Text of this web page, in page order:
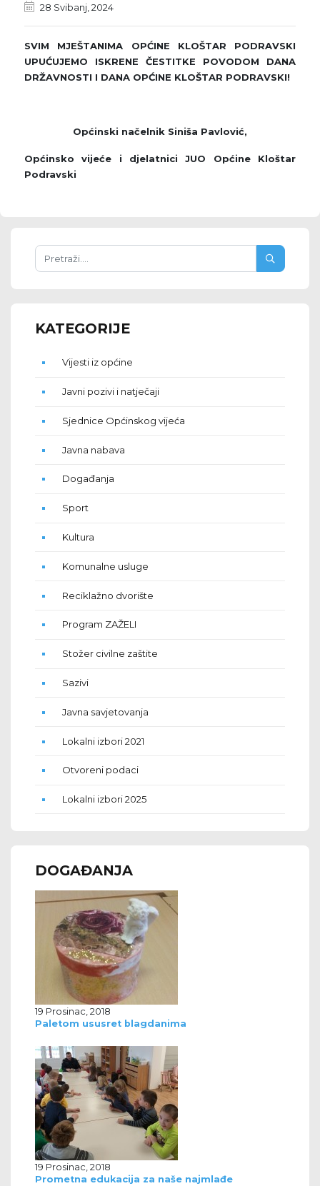
28 Svibanj, 2024
SVIM MJEŠTANIMA OPĆINE KLOŠTAR PODRAVSKI
UPUĆUJEMO ISKRENE ČESTITKE POVODOM DANA
DRŽAVNOSTI I DANA OPĆINE KLOŠTAR PODRAVSKI!
Općinski načelnik Siniša Pavlović,
Općinsko vijeće i djelatnici JUO Općine Kloštar
Podravski
KATEGORIJE
Vijesti iz općine
Javni pozivi i natječaji
Sjednice Općinskog vijeća
Javna nabava
Događanja
Sport
Kultura
Komunalne usluge
Reciklažno dvorište
Program ZAŽELI
Stožer civilne zaštite
Sazivi
Javna savjetovanja
Lokalni izbori 2021
Otvoreni podaci
Lokalni izbori 2025
DOGAĐANJA
19 Prosinac, 2018
Paletom ususret blagdanima
19 Prosinac, 2018
Prometna edukacija za naše najmlađe